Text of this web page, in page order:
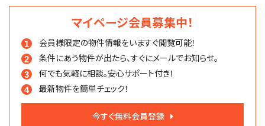
マイページ会員募集中！
会員様限定の物件情報をいますぐ閲覧可能！
条件にあう物件が出たら、すぐにメールでお知らせ。
何でも気軽に相談。安心サポート付き！
最新物件を簡単チェック！
今すぐ無料会員登録